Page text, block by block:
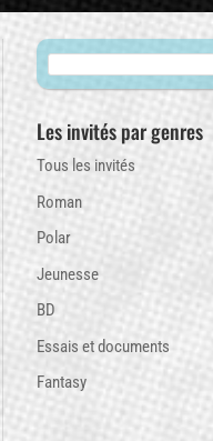
Les invités par genres
Tous les invités
Roman
Polar
Jeunesse
BD
Essais et documents
Fantasy